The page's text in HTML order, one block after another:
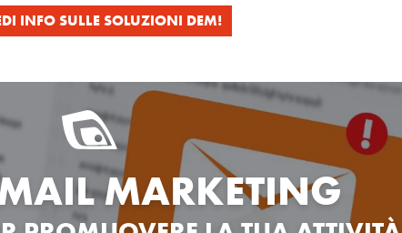
INFO SULLE SOLUZIONI DEM!
MARKETING